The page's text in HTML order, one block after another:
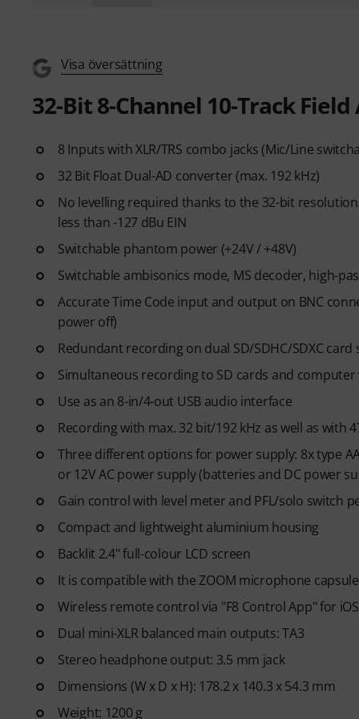
Visa översättning
32-Bit 8-Channel 10-Track
8 Inputs with XLR/TRS combo jacks (Mic/Line
32 Bit Float Dual-AD converter (max. 192 kHz)
No levelling required thanks to the 32-bit
less than -127 dBu EIN
Switchable phantom power (+24V / +48V)
Switchable ambisonics mode, MS decoder, high-
Accurate Time Code input and output on BNC
power off)
Redundant recording on dual SD/SDHC/SDXC card
Simultaneous recording to SD cards and computer
Use as an 8-in/4-out USB audio interface
Recording with max. 32 bit/192 kHz as well as
Three different options for power supply: 8x type
or 12V AC power supply (batteries and DC power
Gain control with level meter and PFL/solo switch
Compact and lightweight aluminium housing
Backlit 2.4" full-colour LCD screen
It is compatible with the ZOOM microphone
Wireless remote control via "F8 Control App" for
Dual mini-XLR balanced main outputs: TA3
Stereo headphone output: 3.5 mm jack
Dimensions (W x D x H): 178.2 x 140.3 x 54.3 mm
Weight: 1200 g